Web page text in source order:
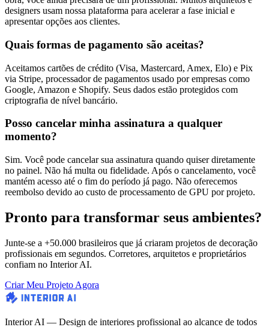
designers usam nossa plataforma para acelerar a fase inicial e
apresentar opções aos clientes.
Quais formas de pagamento são aceitas?
Aceitamos cartões de crédito (Visa, Mastercard, Amex, Elo) e Pix
via Stripe, processador de pagamentos usado por empresas como
Google, Amazon e Shopify. Seus dados estão protegidos com
criptografia de nível bancário.
Posso cancelar minha assinatura a qualquer
momento?
Sim. Você pode cancelar sua assinatura quando quiser diretamente
no painel. Não há multa ou fidelidade. Após o cancelamento, você
mantém acesso até o fim do período já pago. Não oferecemos
reembolso devido ao custo de processamento de GPU por projeto.
Pronto para transformar seus ambientes?
Junte-se a +50.000 brasileiros que já criaram projetos de decoração
profissionais em segundos. Corretores, arquitetos e proprietários
confiam no Interior AI.
Criar Meu Projeto Agora
Interior AI — Design de interiores profissional ao alcance de todos